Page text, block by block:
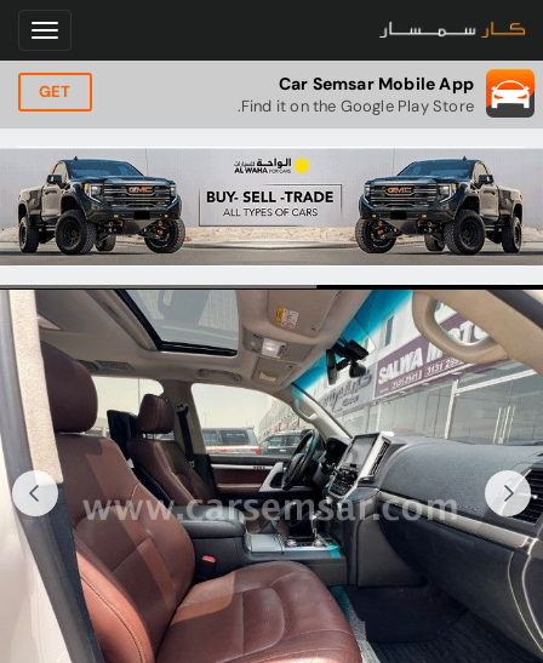
Car Semsar Mobile App
Find it on the Google Play Store.
GET